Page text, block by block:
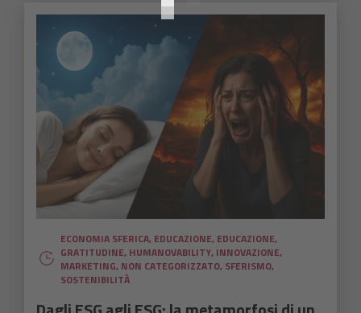
ECONOMIA SFERICA, EDUCAZIONE, EDUCAZIONE,
GRATITUDINE, HUMANOVABILITY, INNOVAZIONE,
MARKETING, NON CATEGORIZZATO, SFERISMO,
SOSTENIBILITÀ